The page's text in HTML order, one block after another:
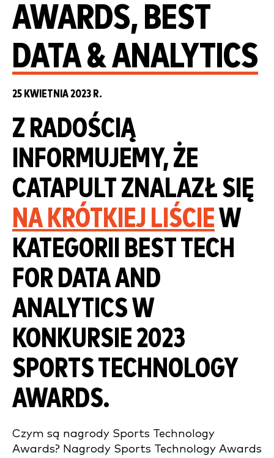
AWARDS, BEST
DATA & ANALYTICS
25 KWIETNIA 2023 R.
Z RADOŚCIĄ
INFORMUJEMY, ŻE
CATAPULT ZNALAZŁ SIĘ
NA KRÓTKIEJ LIŚCIEW
KATEGORII BEST TECH
FOR DATA AND
ANALYTICS W
KONKURSIE 2023
SPORTS TECHNOLOGY
AWARDS.
Czym są nagrody Sports Technology
Awards? Nagrody Sports Technology Awards